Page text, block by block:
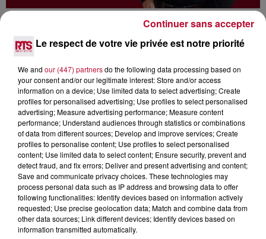
LOUIS ALBI : DE LA STAR AC À LA SORTIE
DE SON PREMIER ALBUM -...
Le respect de votre vie privée est notre priorité
We and our (447) partnersdo the following data processing based on
your consent and/or our legitimate interest: Store and/or access
information on a device; Use limited data to select advertising; Create
profiles for personalised advertising; Use profiles to select personalised
advertising; Measure advertising performance; Measure content
performance; Understand audiences through statistics or combinations
of data from different sources; Develop and improve services; Create
profiles to personalise content; Use profiles to select personalised
content; Use limited data to select content; Ensure security, prevent and
detect fraud, and fix errors; Deliver and present advertising and content;
Save and communicate privacy choices. These technologies may
process personal data such as IP address and browsing data to offer
following functionalities: Identify devices based on information actively
requested; Use precise geolocation data; Match and combine data from
other data sources; Link different devices; Identify devices based on
information transmitted automatically.
Continuer sans accepter